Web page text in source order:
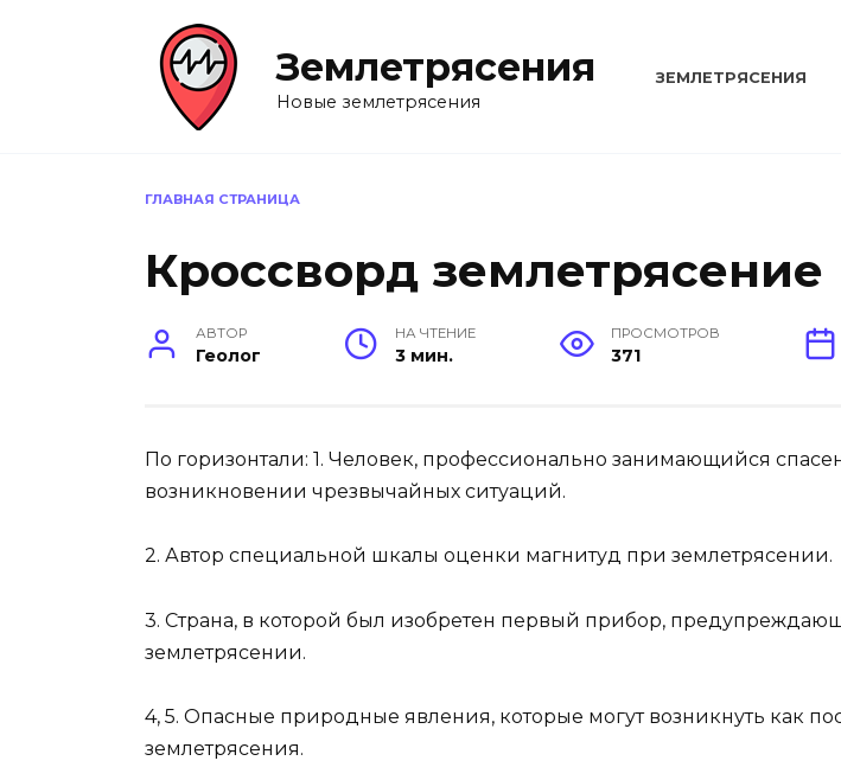
Землетрясения
Новые землетрясения
ЗЕМЛЕТРЯСЕНИЯ
ГЛАВНАЯ СТРАНИЦА
Кроссворд землетрясение
АВТОР
Геолог
НА ЧТЕНИЕ
3 мин.
ПРОСМОТРОВ
371
По горизонтали: 1. Человек, профессионально занимающийся
возникновении чрезвычайных ситуаций.
2. Автор специальной шкалы оценки магнитуд при землетрясе­нии.
3. Страна, в которой был изобретен первый прибор,
землетрясении.
4, 5. Опасные природные явления, которые могут возникнуть как
землетрясения.